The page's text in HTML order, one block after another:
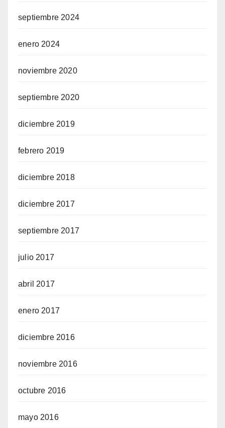
septiembre 2024
enero 2024
noviembre 2020
septiembre 2020
diciembre 2019
febrero 2019
diciembre 2018
diciembre 2017
septiembre 2017
julio 2017
abril 2017
enero 2017
diciembre 2016
noviembre 2016
octubre 2016
mayo 2016